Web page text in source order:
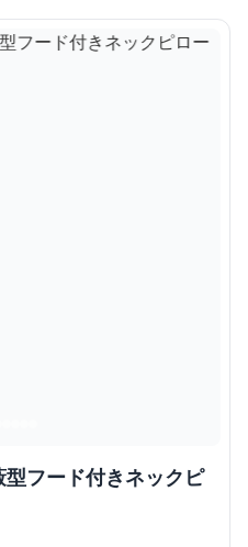
フード付きネックピ